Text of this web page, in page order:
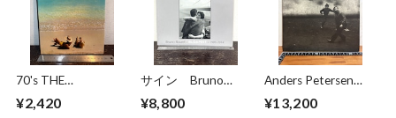
70's THE
¥2,420
サイン Bruno
1989-2014
¥8,800
Anders Petersen
Photographs 1966-
¥13,200